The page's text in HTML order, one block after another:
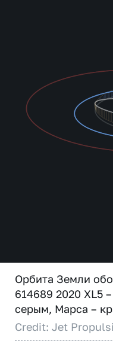
Орбита Земли
614689 2020 XL5
серым, Марса –
Credit: Jet